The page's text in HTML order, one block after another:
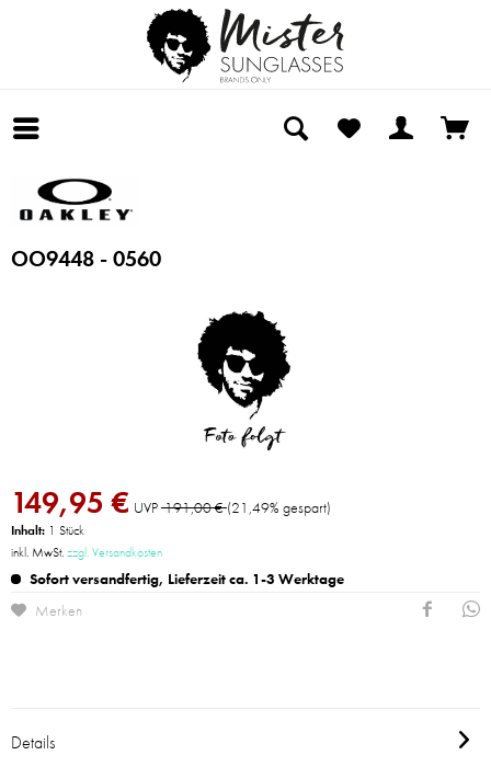
OO9448 - 0560
149,95 € UVP191,00 €(21,49% gespart)
Inhalt: 1 Stück
inkl. MwSt.zzgl. Versandkosten
Sofort versandfertig, Lieferzeit ca. 1-3 Werktage
Merken
Details